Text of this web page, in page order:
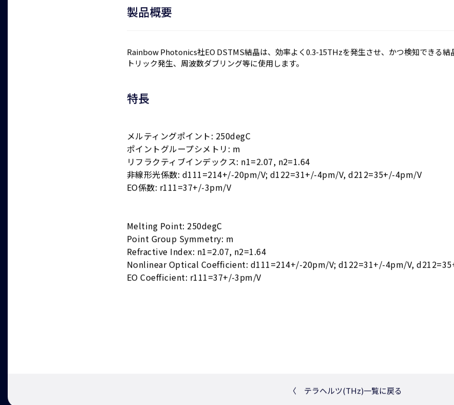
製品概要
Rainbow Photonics社EO DSTMS結晶は、効率よく0.3-15THzを発生させ、かつ検知できる結
トリック発生、周波数ダブリング等に使用します。
特長
メルティングポイント: 250degC
ポイントグループシメトリ: m
リフラクティブインデックス: n1=2.07, n2=1.64
非線形光係数: d111=214+/-20pm/V; d122=31+/-4pm/V, d212=35+/-4pm/V
EO係数: r111=37+/-3pm/V
Melting Point: 250degC
Point Group Symmetry: m
Refractive Index: n1=2.07, n2=1.64
Nonlinear Optical Coefficient: d111=214+/-20pm/V; d122=31+/-4pm/V,
EO Coefficient: r111=37+/-3pm/V
〈 テラヘルツ(THz)一覧に戻る